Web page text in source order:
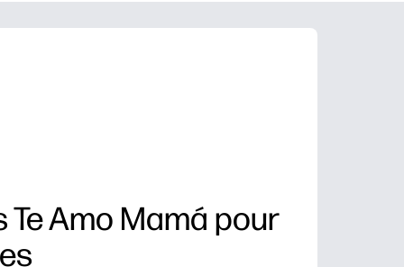
Des imprimantes
Amo Mamá pour